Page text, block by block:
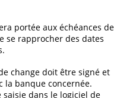
portée aux échéances de
se rapprocher des dates
change doit être signé et
la banque concernée.
saisie dans le logiciel de